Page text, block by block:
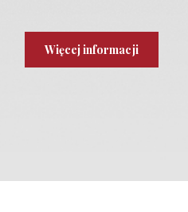
Więcej informacji